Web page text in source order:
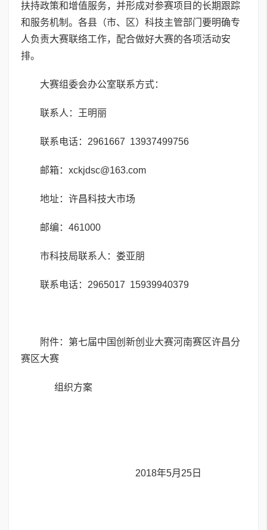
扶持政策和增值服务，并形成对参赛项目的长期跟踪
和服务机制。各县（市、区）科技主管部门要明确专
人负责大赛联络工作，配合做好大赛的各项活动安
排。
大赛组委会办公室联系方式：
联系人：王明丽
联系电话：2961667 13937499756
邮箱：xckjdsc@163.com
地址：许昌科技大市场
邮编：461000
市科技局联系人：娄亚朋
联系电话：2965017 15939940379
附件：第七届中国创新创业大赛河南赛区许昌分
赛区大赛
组织方案
2018年5月25日